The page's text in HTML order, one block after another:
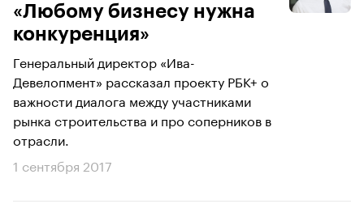
«Любому бизнесу нужна
конкуренция»
Генеральный директор «Ива-
Девелопмент» рассказал проекту РБК+ о
важности диалога между участниками
рынка строительства и про соперников в
отрасли.
1 сентября 2017